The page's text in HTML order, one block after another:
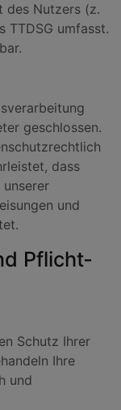
des Nutzers (z.
TTDSG umfasst.
geschlossen.
dass
und
Pflicht­
Schutz Ihrer
Ihre
und